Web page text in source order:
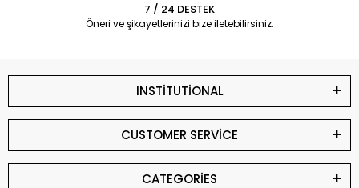
7 / 24 DESTEK
Öneri ve şikayetlerinizi bize iletebilirsiniz.
INSTİTUTİONAL
CUSTOMER SERVİCE
CATEGORİES